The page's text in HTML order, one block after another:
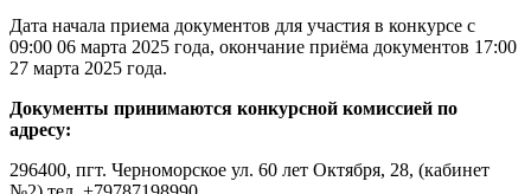
Дата начала приема документов для участия в конкурсе с
09:00 06 марта 2025 года, окончание приёма документов 17:00
27 марта 2025 года.
Документы принимаются конкурсной комиссией по
адресу:
296400, пгт. Черноморское ул. 60 лет Октября, 28, (кабинет